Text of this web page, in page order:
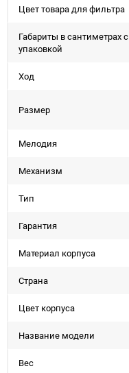
Цвет товара для фильтра
Габариты в сантиметрах с
упаковкой
Ход
Размер
Мелодия
Механизм
Тип
Гарантия
Материал корпуса
Страна
Цвет корпуса
Название модели
Вес